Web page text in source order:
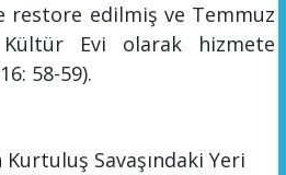
restore edilmiş ve Temmuz
Evi olarak hizmete
58-59).
Kurtuluş Savaşındaki Yeri